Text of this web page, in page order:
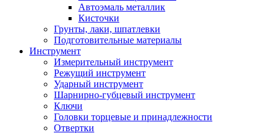
Автоэмаль металлик
Кисточки
Грунты, лаки, шпатлевки
Подготовительные материалы
Инструмент
Измерительный инструмент
Режущий инструмент
Ударный инструмент
Шарнирно-губцевый инструмент
Ключи
Головки торцевые и принадлежности
Отвертки